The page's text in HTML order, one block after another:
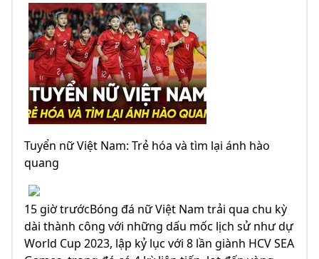
Tuyển nữ Việt Nam: Trẻ hóa và tìm lại ánh hào
quang
15 giờ trướcBóng đá nữ Việt Nam trải qua chu kỳ
dài thành công với những dấu mốc lịch sử như dự
World Cup 2023, lập kỷ lục với 8 lần giành HCV SEA